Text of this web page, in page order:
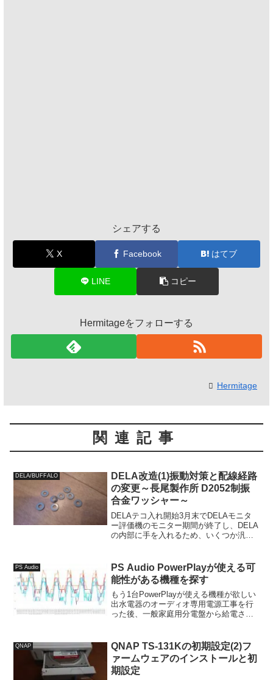
シェアする
X Facebook はてブ
LINE コピー
Hermitageをフォローする
Hermitage
関連記事
DELA/BUFFALO
DELA改造(1)振動対策と配線経路
の変更～長尾製作所 D2052制振
合金ワッシャー～
DELAテコ入れ開始3月末でDELAモニタ
ー評価機のモニター期間が終了し、DELA
の内部に手を入れるため、いくつか汎用
を打つつもりでいます。 HDDの振動処理
ケーブ...
PS Audio
PS Audio PowerPlayが使える可
能性がある機種を探す
もう1台PowerPlayが使える機種が欲しい
出水電器のオーディオ専用電源工事を行
った後、一般家庭用分電盤から給電され
PowerPlayが使える機種を探して、一世
代古い...
QNAP
QNAP TS-131Kの初期設定(2)フ
ァームウェアのインストールと初
期設定